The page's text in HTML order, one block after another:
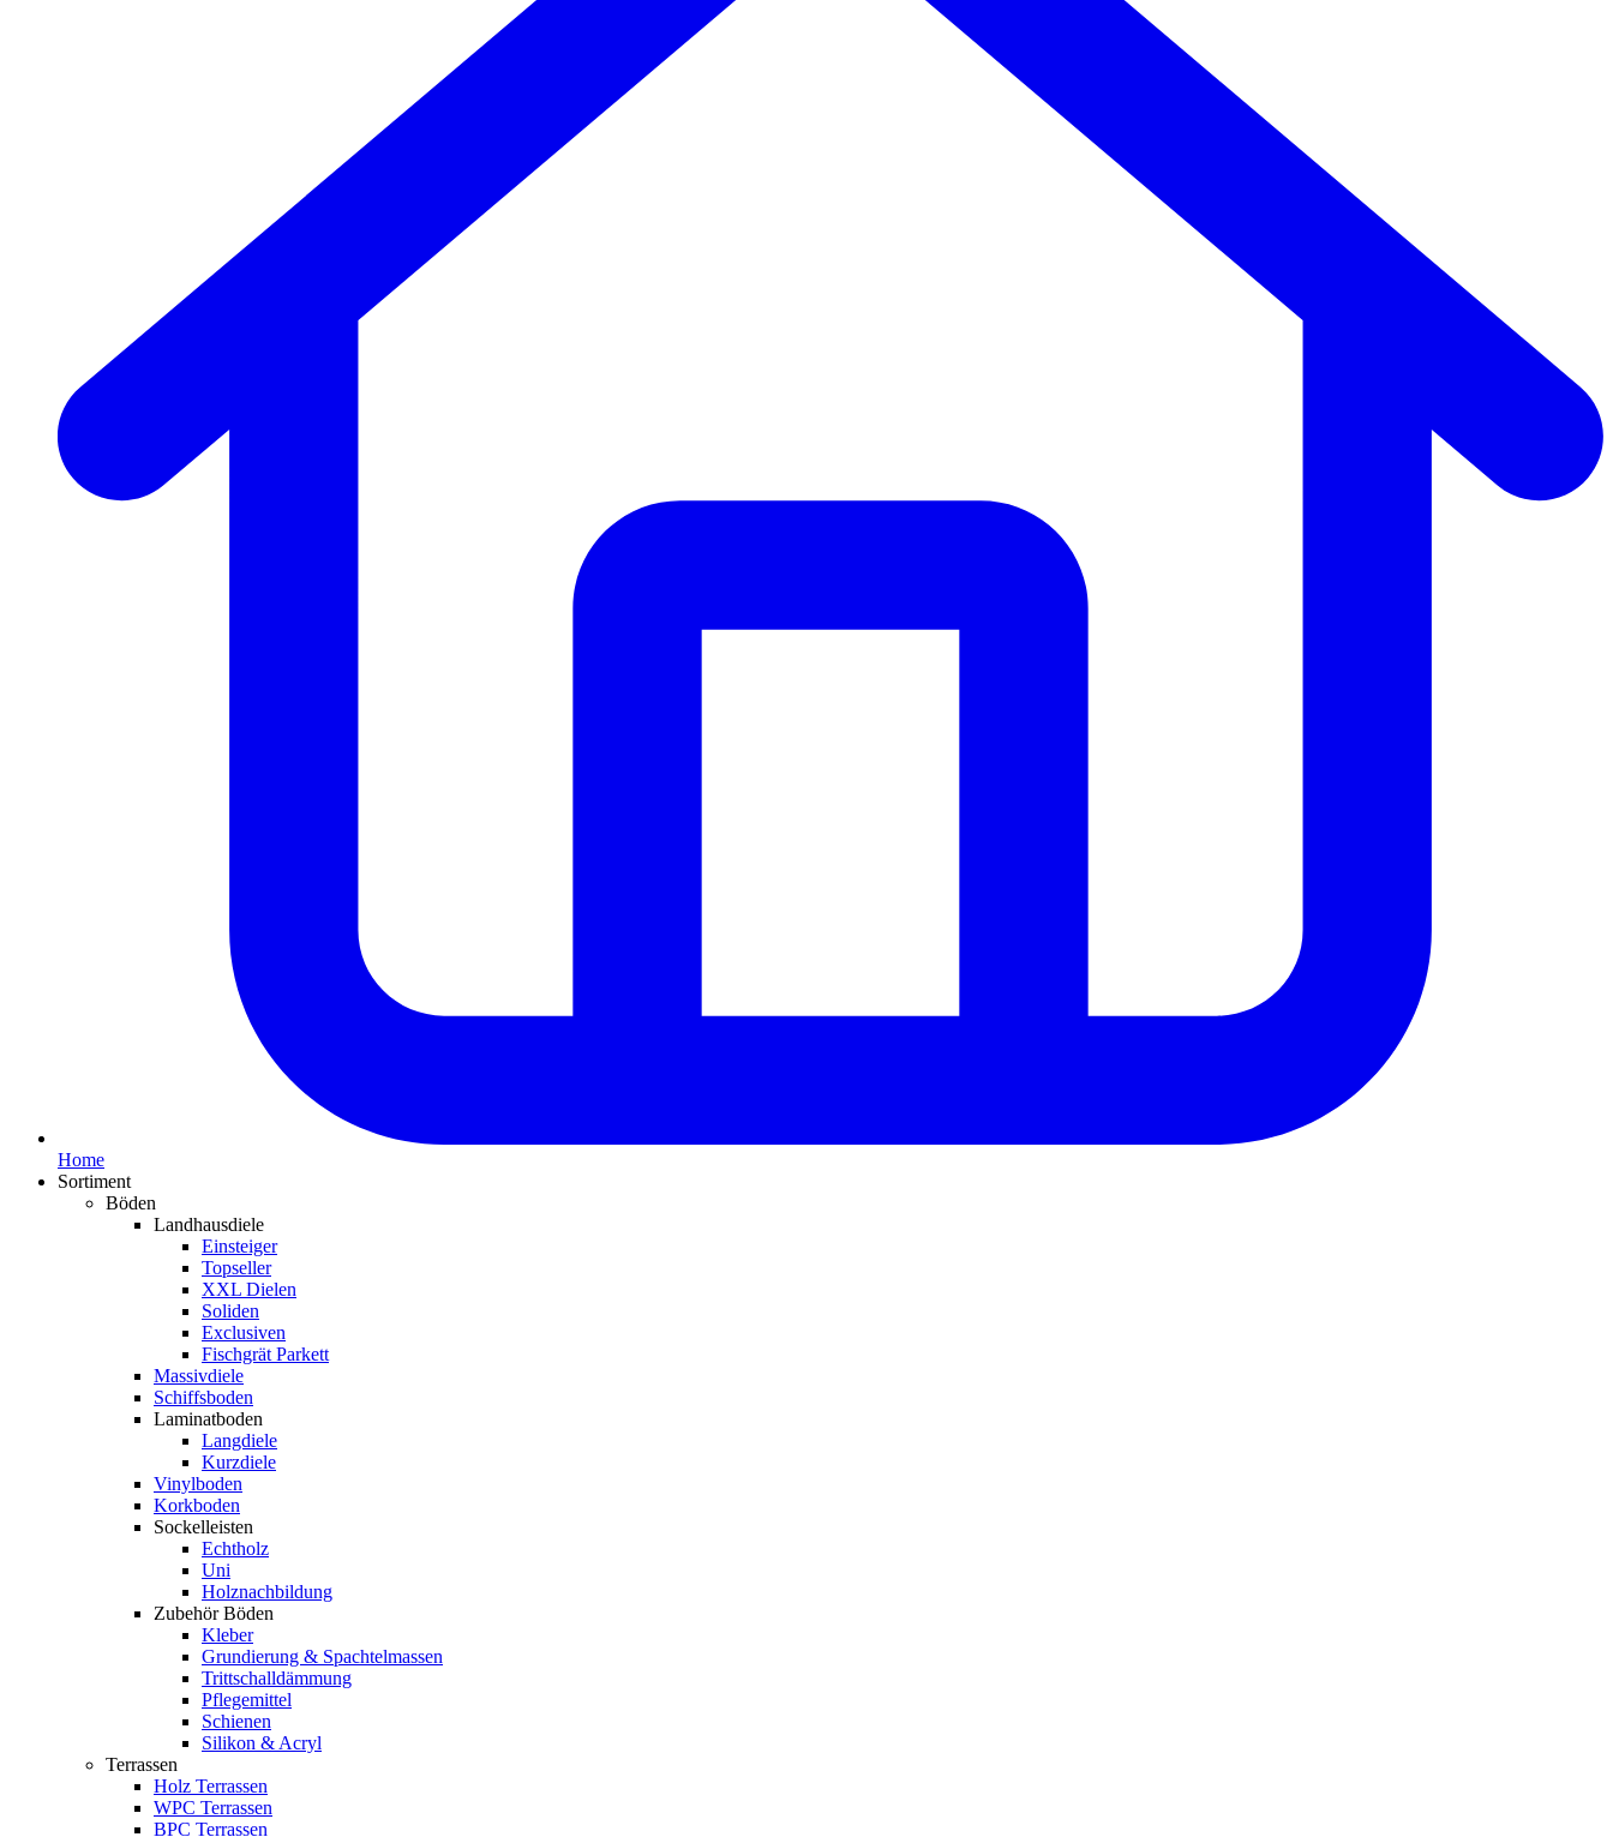
Home
Sortiment
Böden
Landhausdiele
Einsteiger
Topseller
XXL Dielen
Soliden
Exclusiven
Fischgrät Parkett
Massivdiele
Schiffsboden
Laminatboden
Langdiele
Kurzdiele
Vinylboden
Korkboden
Sockelleisten
Echtholz
Uni
Holznachbildung
Zubehör Böden
Kleber
Grundierung & Spachtelmassen
Trittschalldämmung
Pflegemittel
Schienen
Silikon & Acryl
Terrassen
Holz Terrassen
WPC Terrassen
BPC Terrassen